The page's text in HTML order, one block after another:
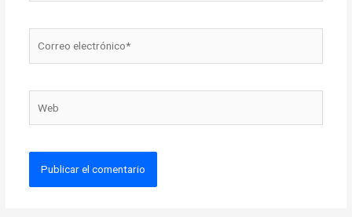
electrónico*